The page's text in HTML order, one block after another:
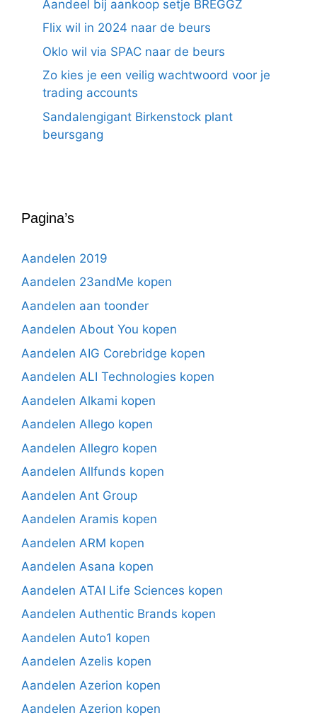
Aandeel bij aankoop setje BREGGZ
Flix wil in 2024 naar de beurs
Oklo wil via SPAC naar de beurs
Zo kies je een veilig wachtwoord voor je
trading accounts
Sandalengigant Birkenstock plant
beursgang
Pagina’s
Aandelen 2019
Aandelen 23andMe kopen
Aandelen aan toonder
Aandelen About You kopen
Aandelen AIG Corebridge kopen
Aandelen ALI Technologies kopen
Aandelen Alkami kopen
Aandelen Allego kopen
Aandelen Allegro kopen
Aandelen Allfunds kopen
Aandelen Ant Group
Aandelen Aramis kopen
Aandelen ARM kopen
Aandelen Asana kopen
Aandelen ATAI Life Sciences kopen
Aandelen Authentic Brands kopen
Aandelen Auto1 kopen
Aandelen Azelis kopen
Aandelen Azerion kopen
Aandelen Azerion kopen